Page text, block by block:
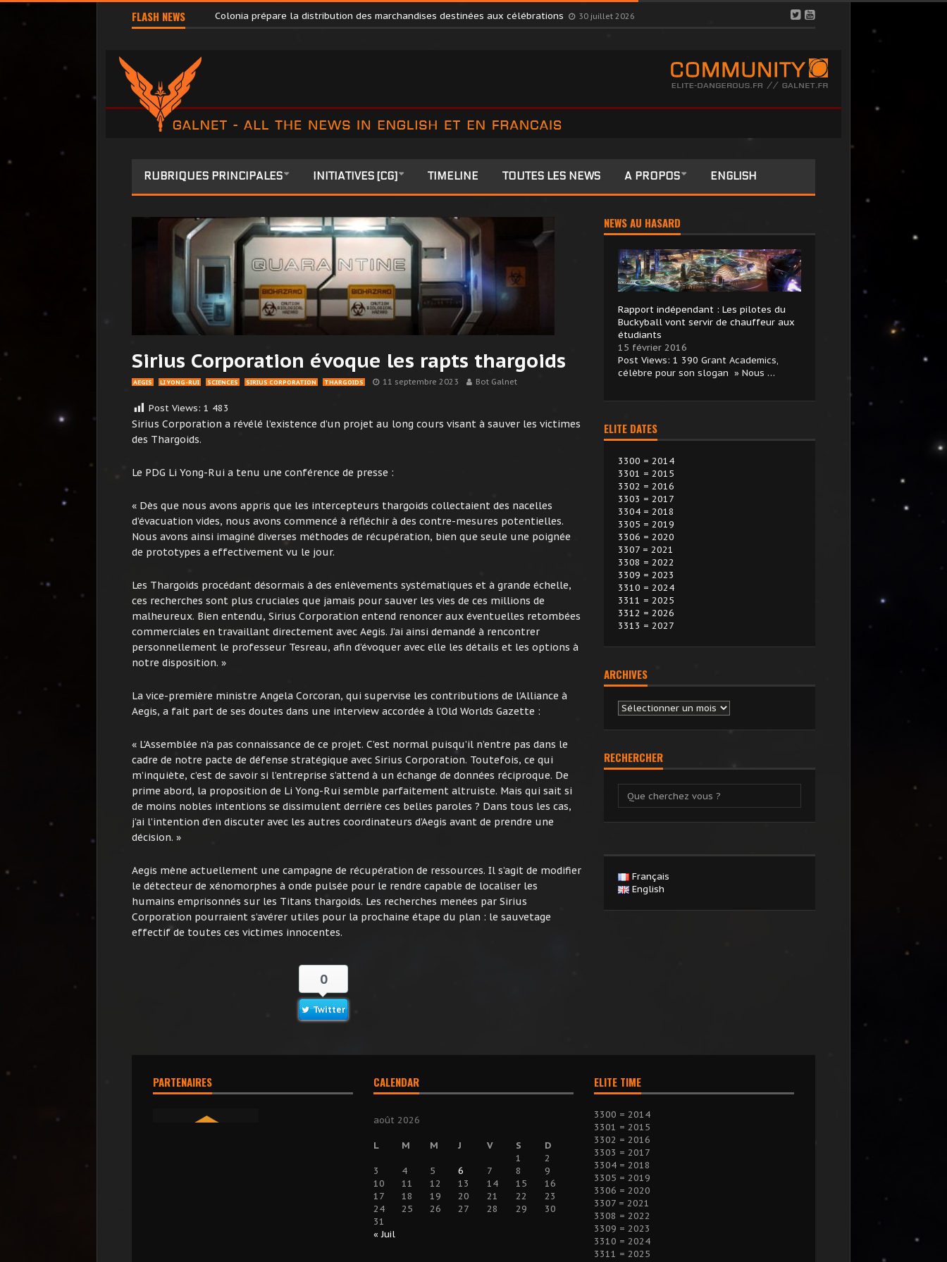
FLASH NEWS Pilots’ Federation Directs Members to Colonia 27 juillet 2026
RUBRIQUES PRINCIPALES INITIATIVES [CG] TIMELINE TOUTES LES NEWS A PROPOS ENGLISH
Sirius Corporation évoque les rapts thargoids
AEGIS LI YONG-RUI SCIENCES SIRIUS CORPORATION THARGOIDS 11 septembre 2023 Bot Galnet
Post Views: 1 483
Sirius Corporation a révélé l’existence d’un projet au long cours visant à sauver les victimes
des Thargoids.
Le PDG Li Yong-Rui a tenu une conférence de presse :
« Dès que nous avons appris que les intercepteurs thargoids collectaient des nacelles
d’évacuation vides, nous avons commencé à réfléchir à des contre-mesures potentielles.
Nous avons ainsi imaginé diverses méthodes de récupération, bien que seule une poignée
de prototypes a effectivement vu le jour.
Les Thargoids procédant désormais à des enlèvements systématiques et à grande échelle,
ces recherches sont plus cruciales que jamais pour sauver les vies de ces millions de
malheureux. Bien entendu, Sirius Corporation entend renoncer aux éventuelles retombées
commerciales en travaillant directement avec Aegis. J’ai ainsi demandé à rencontrer
personnellement le professeur Tesreau, afin d’évoquer avec elle les détails et les options à
notre disposition. »
La vice-première ministre Angela Corcoran, qui supervise les contributions de l’Alliance à
Aegis, a fait part de ses doutes dans une interview accordée à l’Old Worlds Gazette :
« L’Assemblée n’a pas connaissance de ce projet. C’est normal puisqu’il n’entre pas dans le
cadre de notre pacte de défense stratégique avec Sirius Corporation. Toutefois, ce qui
m’inquiète, c’est de savoir si l’entreprise s’attend à un échange de données réciproque. De
prime abord, la proposition de Li Yong-Rui semble parfaitement altruiste. Mais qui sait si
de moins nobles intentions se dissimulent derrière ces belles paroles ? Dans tous les cas,
j’ai l’intention d’en discuter avec les autres coordinateurs d’Aegis avant de prendre une
décision. »
Aegis mène actuellement une campagne de récupération de ressources. Il s’agit de modifier
le détecteur de xénomorphes à onde pulsée pour le rendre capable de localiser les
humains emprisonnés sur les Titans thargoids. Les recherches menées par Sirius
Corporation pourraient s’avérer utiles pour la prochaine étape du plan : le sauvetage
effectif de toutes ces victimes innocentes.
0
Twitter
NEWS AU HASARD
Rapport indépendant : Les pilotes du
Buckyball vont servir de chauffeur aux
étudiants
15 février 2016
Post Views: 1 390 Grant Academics,
célèbre pour son slogan » Nous …
ELITE DATES
3300 = 2014
3301 = 2015
3302 = 2016
3303 = 2017
3304 = 2018
3305 = 2019
3306 = 2020
3307 = 2021
3308 = 2022
3309 = 2023
3310 = 2024
3311 = 2025
3312 = 2026
3313 = 2027
ARCHIVES
Archives
RECHERCHER
Français
English
PARTENAIRES CALENDAR
août 2026
L M M J V S
D
1
2
3
4 5 6 7 8
9
10
11 12 13 14 15
16
17
18 19 20 21 22
23
24
25 26 27 28 29
30
31
« Juil
ELITE TIME
3300 = 2014
3301 = 2015
3302 = 2016
3303 = 2017
3304 = 2018
3305 = 2019
3306 = 2020
3307 = 2021
3308 = 2022
3309 = 2023
3310 = 2024
3311 = 2025